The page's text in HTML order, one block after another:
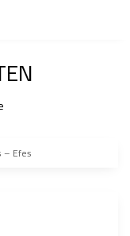
– Efes